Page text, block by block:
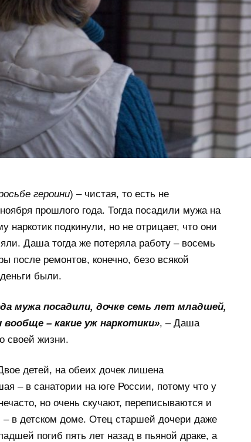
героини) – чистая, то есть не
прошлого года. Тогда посадили мужа на
наркотик подкинули, но не отрицает, что они
Даша тогда же потеряла работу – восемь
после ремонтов, конечно, безо всякой
были.
мужа посадили, дочке семь лет младшей,
– какие уж наркотики», – Даша
своей жизни.
детей, на обеих дочек лишена
– в санатории на юге России, потому что у
но очень скучают, переписываются и
в детском доме. Отец старшей дочери даже
погиб пять лет назад в пьяной драке, а